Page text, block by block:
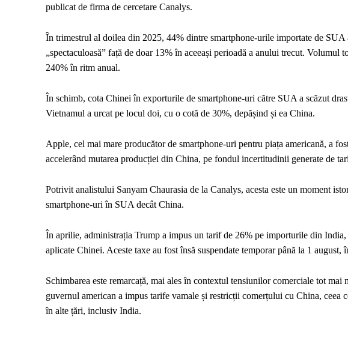
publicat de firma de cercetare Canalys.
În trimestrul al doilea din 2025, 44% dintre smartphone-urile importate de SUA
„spectaculoasă” față de doar 13% în aceeași perioadă a anului trecut. Volumul
240% în ritm anual.
În schimb, cota Chinei în exporturile de smartphone-uri către SUA a scăzut
Vietnamul a urcat pe locul doi, cu o cotă de 30%, depășind și ea China.
Apple, cel mai mare producător de smartphone-uri pentru piața americană, a
accelerând mutarea producției din China, pe fondul incertitudinii generate de
Potrivit analistului Sanyam Chaurasia de la Canalys, acesta este un moment
smartphone-uri în SUA decât China.
În aprilie, administrația Trump a impus un tarif de 26% pe importurile din
aplicate Chinei. Aceste taxe au fost însă suspendate temporar până la 1 august,
Schimbarea este remarcață, mai ales în contextul tensiunilor comerciale tot
guvernul american a impus tarife vamale și restricții comerțului cu China, ceea
în alte țări, inclusiv India.